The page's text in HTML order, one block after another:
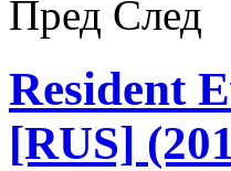
Пред След
Resident
[RUS]